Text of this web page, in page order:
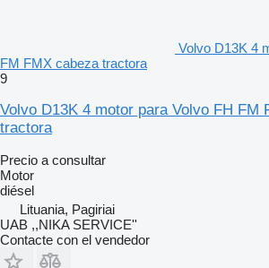
Volvo D13K 4
FM FMX cabeza tractora
9
Volvo D13K 4 motor para Volvo FH FM
tractora
Precio a consultar
Motor
diésel
Lituania, Pagiriai
UAB ,,NIKA SERVICE''
Contacte con el vendedor